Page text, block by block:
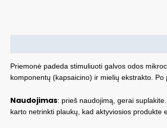
Priemonė padeda stimuliuoti galvos odos
komponentų (kapsaicino) ir mielių ekstrakto.
Naudojimas: prieš naudojimą, gerai
karto netrinkti plaukų, kad aktyviosios produkte